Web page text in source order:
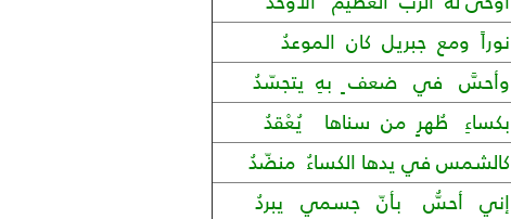
نوراً ومع جبريل كان الموعدُ
وأحسَّ في ضعف ٍ بهِ يتجسّدُ
بكساءِ طُهرٍ من سناها يُعْقدُ
كالشمس في يدها الكساءُ منضّدُ
إني أحسُّ بأنّ جسمي يبردُ